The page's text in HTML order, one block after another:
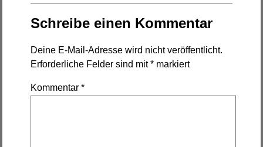
Schreibe einen Kommentar
Deine E-Mail-Adresse wird nicht veröffentlicht.
Erforderliche Felder sind mit* markiert
Kommentar*